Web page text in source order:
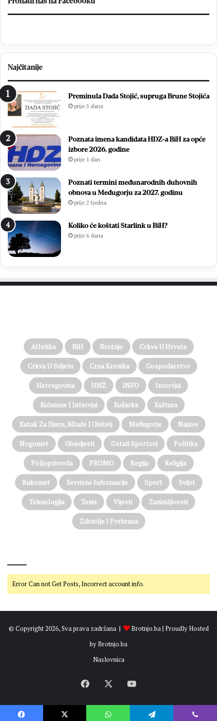
Najčitanije
Preminula Dada Stojić, supruga Brune Stojića
prije 5 dana
Poznata imena kandidata HDZ-a BiH za opće
izbore 2026. godine
prije 1 dan
Poznati termini međunarodnih duhovnih
obnova u Međugorju za 2027. godinu
prije 2 tjedna
Koliko će koštati Starlink u BiH?
prije 6 dana
Atletika BiH Brotnjo Crkva U Hrvata
Crkva U Svijetu Crna Kronika Gospodarstvo
Hercegovina HNŽ INFO Intervjui
Kolumne I Intervjui Košarka Kultura
Kutak Za Djecu, Mlade I Obitelj Međugorje Najave
Nogomet Obavijesti Ostali Sportovi Politika
Poljoprivreda PROMO Regija Religija
Rukomet Servisne Informacije Sport Svijet
Tehnologija Tenis Vijesti Zanimljivosti
Zdravlje I Prehrana
Error Can not Get Posts, Incorrect account info.
© Copyright 2026, Sva prava zadržana | Brotnjo.ba| Proudly Hosted
byBrotnjo.ba
Naslovnica
Facebook YouTube